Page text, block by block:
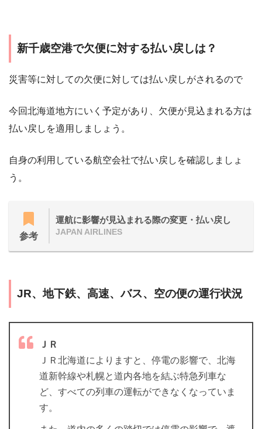
新千歳空港で欠便に対する払い戻しは？
災害等に対しての欠便に対しては払い戻しがされるので
今回北海道地方にいく予定があり、欠便が見込まれる方は
払い戻しを適用しましょう。
自身の利用している航空会社で払い戻しを確認しましょ
う。
参考
運航に影響が見込まれる際の変更・払い戻し
JAPAN AIRLINES
JR、地下鉄、高速、バス、空の便の運行状況
ＪＲ
ＪＲ北海道によりますと、停電の影響で、北海
道新幹線や札幌と道内各地を結ぶ特急列車な
ど、すべての列車の運転ができなくなっていま
す。